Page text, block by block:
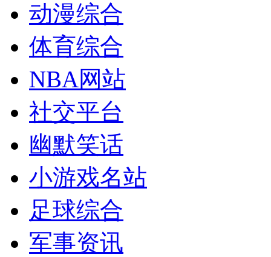
动漫综合
体育综合
NBA网站
社交平台
幽默笑话
小游戏名站
足球综合
军事资讯